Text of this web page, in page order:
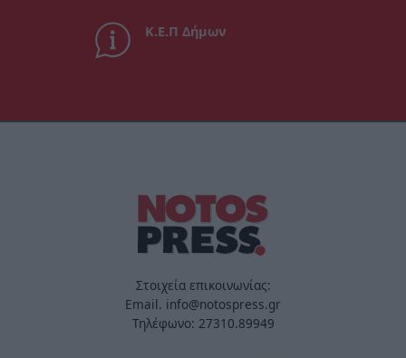
Κ.Ε.Π Δήμων
Στοιχεία επικοινωνίας:
Email. info@notospress.gr
Τηλέφωνο: 27310.89949